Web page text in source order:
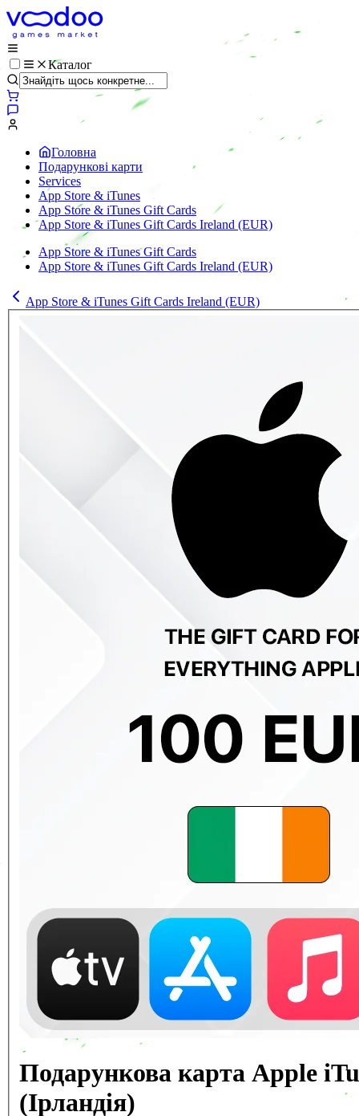
Каталог
Головна
Подарункові карти
Services
App Store & iTunes
App Store & iTunes Gift Cards
App Store & iTunes Gift Cards Ireland (EUR)
App Store & iTunes Gift Cards
App Store & iTunes Gift Cards Ireland (EUR)
App Store & iTunes Gift Cards Ireland (EUR)
Подарункова карта Apple
(Ірландія)